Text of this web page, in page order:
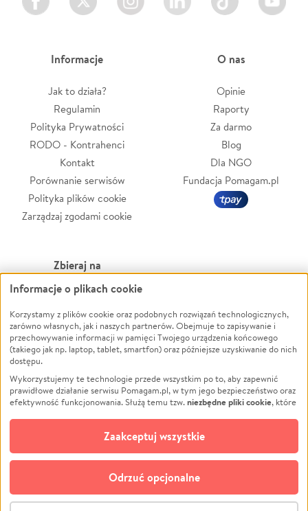
Informacje
Jak to działa?
Regulamin
Polityka Prywatności
RODO - Kontrahenci
Kontakt
Porównanie serwisów
Polityka plików cookie
Zarządzaj zgodami cookie
O nas
Opinie
Raporty
Za darmo
Blog
Dla NGO
Fundacja Pomagam.pl
Zbieraj na
Leczenie
Zwierzęta
Pożar
Ukraina
Pomoc Finansowa
Projekty
Pogrzeb
Społeczność lokalna
Kultura
Powódź
Wichura
NGO
Edukacja
Podróż
Impreza
Ochrona środowiska
Biznes
© CROWDING SP. Z O.O.
Informacje o plikach cookie
Korzystamy z plików cookie oraz podobnych rozwiązań technologicznych,
zarówno własnych, jak i naszych partnerów. Obejmuje to zapisywanie i
przechowywanie informacji w pamięci Twojego urządzenia końcowego
(takiego jak np. laptop, tablet, smartfon) oraz późniejsze uzyskiwanie do nich
dostępu.
Wykorzystujemy te technologie przede wszystkim po to, aby zapewnić
prawidłowe działanie serwisu Pomagam.pl, w tym jego bezpieczeństwo oraz
efektywność funkcjonowania. Służą temu tzw.niezbędne pliki cookie, które
opcjonalnych plików cookie
technologii do celów analitycznych i retargetingowych. Możesz wyrazić
zgodę na ich stosowanie lub jej odmówić. W dowolnym momencie masz
możliwość zmiany swoich preferencji na stronie „Zarządzaj zgodami cookie”,
do której link znajdziesz w stopce serwisu Pomagam.pl. Opcjonalne pliki
cookie wykorzystywane są w następujących celach:
Odrzuć opcjonalne
Zaakceptuj wszystkie